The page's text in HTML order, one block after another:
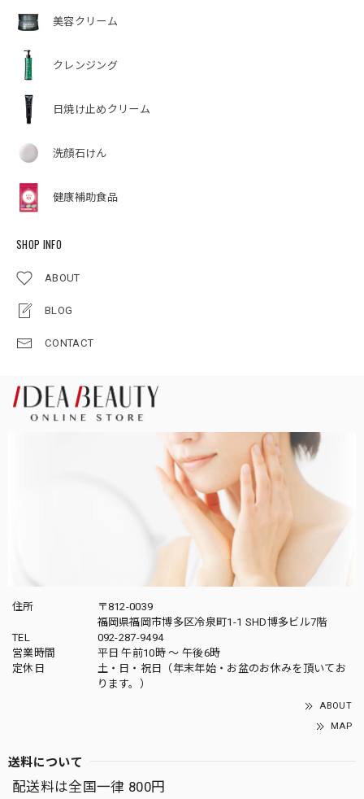
美容クリーム
クレンジング
日焼け止めクリーム
洗顔石けん
健康補助食品
SHOP INFO
ABOUT
BLOG
CONTACT
住所
〒812-0039
福岡県福岡市博多区冷泉町1-1 SHD博多ビル7階
TEL
092-287-9494
営業時間
平日 午前10時 〜 午後6時
定休日
土・日・祝日（年末年始・お盆のお休みを頂いてお
ります。）
ABOUT
MAP
送料について
配送料は全国一律 800円